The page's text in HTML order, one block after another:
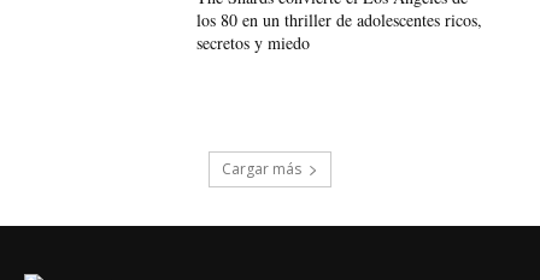
los 80 en un thriller de adolescentes ricos,
secretos y miedo
Cargar más